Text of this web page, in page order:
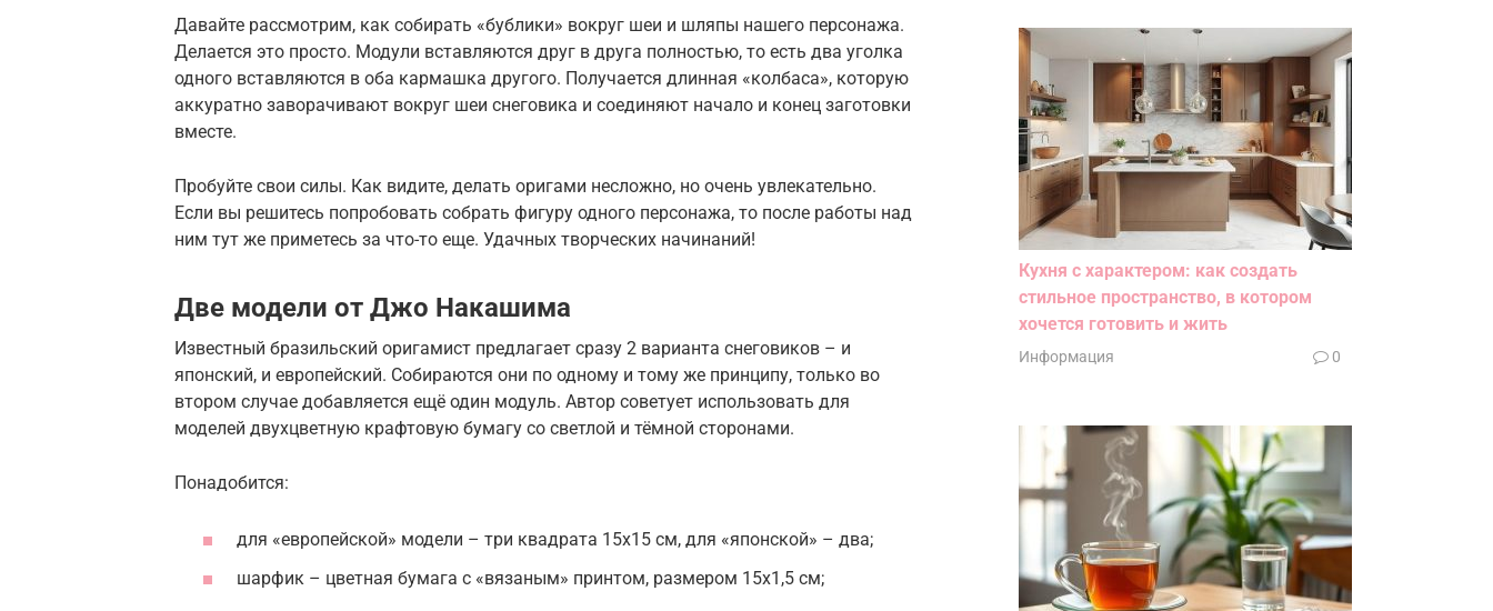
Давайте рассмотрим, как собирать «бублики» вокруг шеи и шляпы нашего персонажа.
Делается это просто. Модули вставляются друг в друга полностью, то есть два уголка
одного вставляются в оба кармашка другого. Получается длинная «колбаса», которую
аккуратно заворачивают вокруг шеи снеговика и соединяют начало и конец заготовки
вместе.
Пробуйте свои силы. Как видите, делать оригами несложно, но очень увлекательно.
Если вы решитесь попробовать собрать фигуру одного персонажа, то после работы над
ним тут же приметесь за что-то еще. Удачных творческих начинаний!
Две модели от Джо Накашима
Известный бразильский оригамист предлагает сразу 2 варианта снеговиков – и
японский, и европейский. Собираются они по одному и тому же принципу, только во
втором случае добавляется ещё один модуль. Автор советует использовать для
моделей двухцветную крафтовую бумагу со светлой и тёмной сторонами.
Понадобится:
для «европейской» модели – три квадрата 15х15 см, для «японской» – два;
шарфик – цветная бумага с «вязаным» принтом, размером 15х1,5 см;
Кухня с характером: как создать
стильное пространство, в котором
хочется готовить и жить
Информация 0